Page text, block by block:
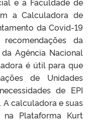
a Calculadora de
da Covid-19
da
Agência Nacional
é útil para que
de Unidades
de EPI
A calculadora e suas
na Plataforma Kurt